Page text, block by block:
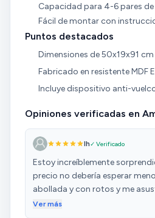
Capacidad para 4-6 pares
Fácil de montar con
Puntos destacados
Dimensiones de 50x19x91 cm
Fabricado en resistente MDF
Incluye dispositivo anti-
Opiniones verificadas en
Ih✓ Verificado
Estoy increíblemente
precio no debería esperar
abollada y con rotos y me
viene en el interior
Ver más